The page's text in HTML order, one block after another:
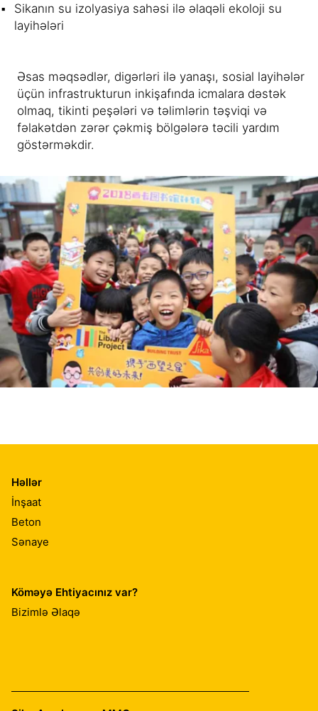
Sikanın su izolyasiya sahəsi ilə əlaqəli ekoloji su
layihələri
Əsas məqsədlər, digərləri ilə yanaşı, sosial layihələr
üçün infrastrukturun inkişafında icmalara dəstək
olmaq, tikinti peşələri və təlimlərin təşviqi və
fəlakətdən zərər çəkmiş bölgələrə təcili yardım
göstərməkdir.
Həllər
İnşaat
Beton
Sənaye
Köməyə Ehtiyacınız var?
Bizimlə Əlaqə